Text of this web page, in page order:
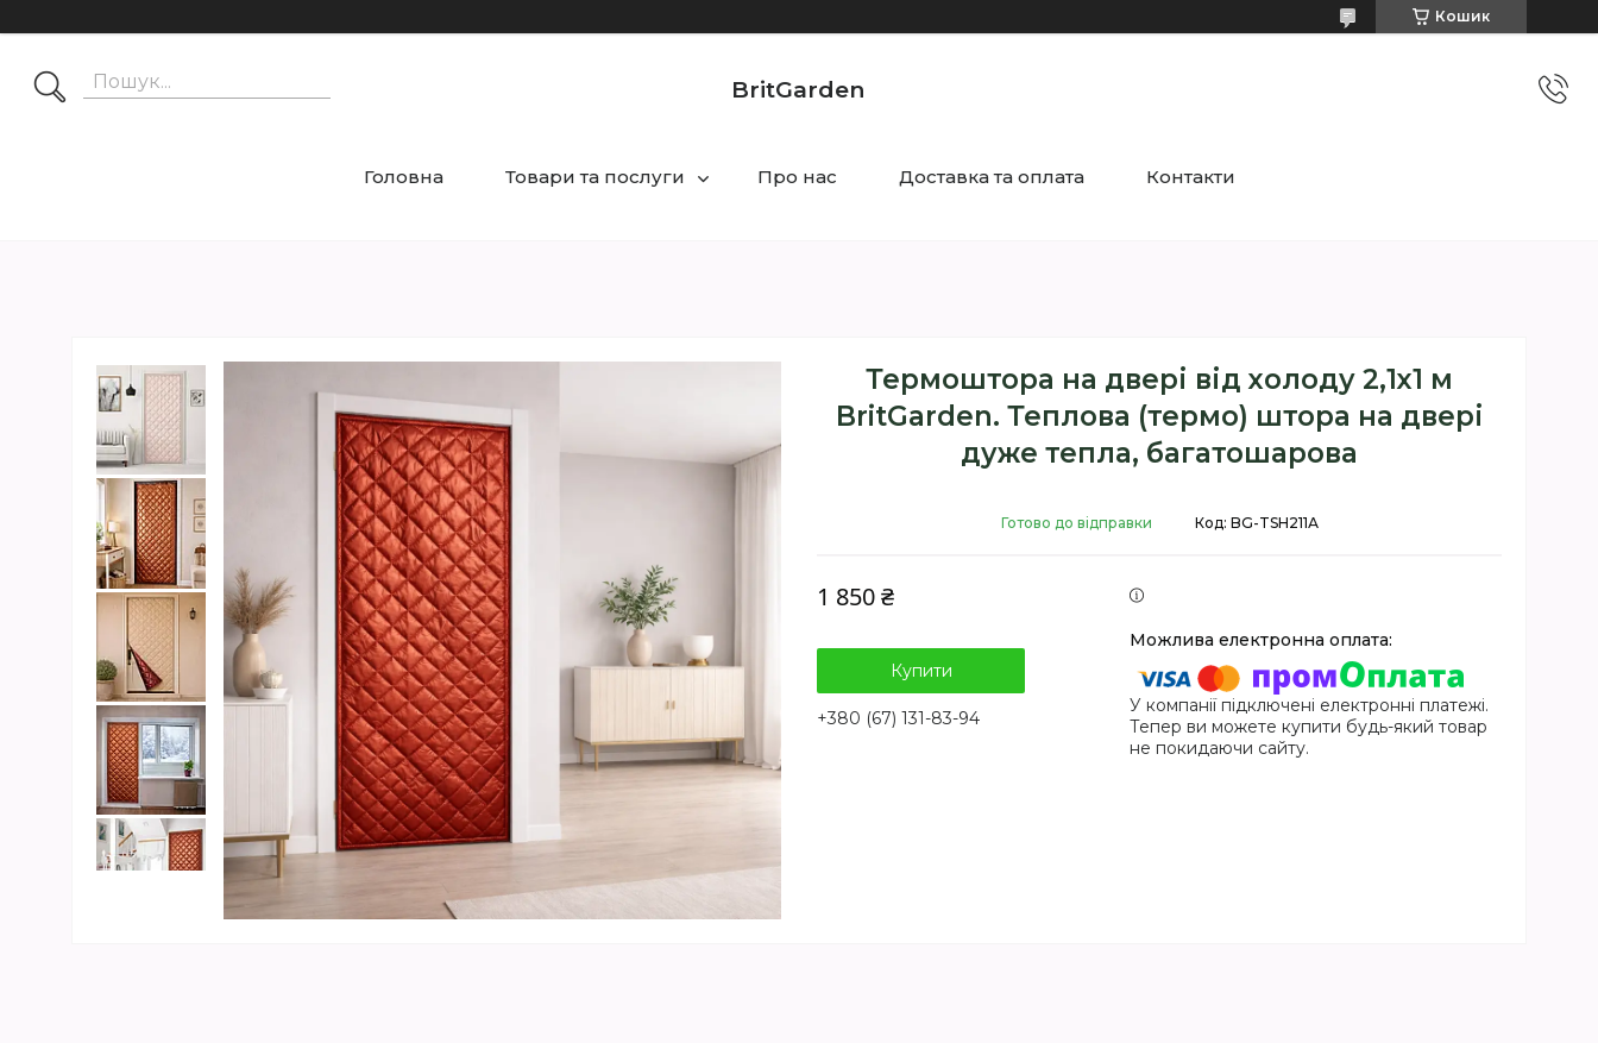
Кошик
BritGarden
Головна Товари та послуги Про нас Доставка та оплата Контакти
Термоштора на двері від холоду 2,1х1 м
BritGarden. Теплова (термо) штора на двері
дуже тепла, багатошарова
Готово до відправки Код: BG-TSH211А
1 850 ₴
Купити
+380 (67) 131-83-94
У компанії підключені електронні платежі.
Тепер ви можете купити будь-який товар
не покидаючи сайту.